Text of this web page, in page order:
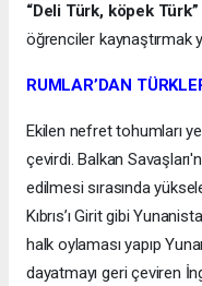
“Deli Türk, köpek Türk”
öğrenciler kaynaştırmak
RUMLAR’DAN
Ekilen nefret tohumları
çevirdi. Balkan
edilmesi sırasında
Kıbrıs’ı Girit gibi
halk oylaması yapıp
dayatmayı geri çeviren